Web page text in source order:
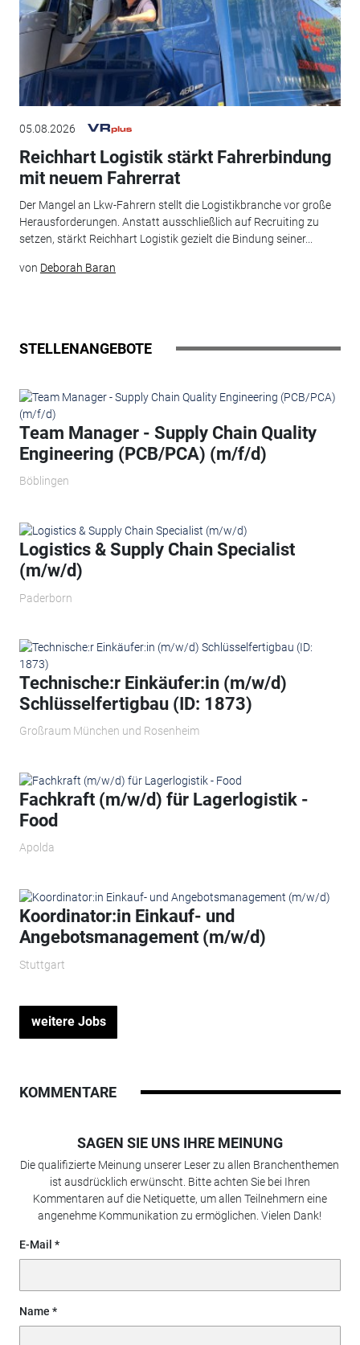
05.08.2026
Reichhart Logistik stärkt Fahrerbindung
mit neuem Fahrerrat
Der Mangel an Lkw-Fahrern stellt die Logistikbranche vor große
Herausforderungen. Anstatt ausschließlich auf Recruiting zu
setzen, stärkt Reichhart Logistik gezielt die Bindung seiner...
von Deborah Baran
STELLENANGEBOTE
Team Manager - Supply Chain Quality
Engineering (PCB/PCA) (m/f/d)
Böblingen
Logistics & Supply Chain Specialist
(m/w/d)
Paderborn
Technische:r Einkäufer:in (m/w/d)
Schlüsselfertigbau (ID: 1873)
Großraum München und Rosenheim
Fachkraft (m/w/d) für Lagerlogistik -
Food
Apolda
Koordinator:in Einkauf- und
Angebotsmanagement (m/w/d)
Stuttgart
weitere Jobs
KOMMENTARE
SAGEN SIE UNS IHRE MEINUNG
Die qualifizierte Meinung unserer Leser zu allen Branchenthemen
ist ausdrücklich erwünscht. Bitte achten Sie bei Ihren
Kommentaren auf die Netiquette, um allen Teilnehmern eine
angenehme Kommunikation zu ermöglichen. Vielen Dank!
E-Mail
Name